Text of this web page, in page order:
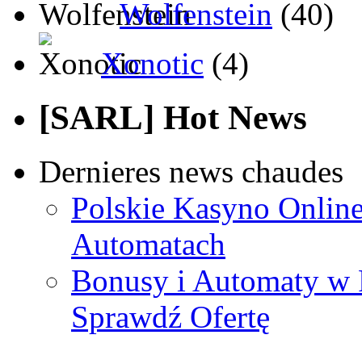
Wolfenstein (40)
Xonotic (4)
[SARL] Hot News
Dernieres news chaudes
Polskie Kasyno
Automatach
Bonusy i Automaty w
Sprawdź Ofertę